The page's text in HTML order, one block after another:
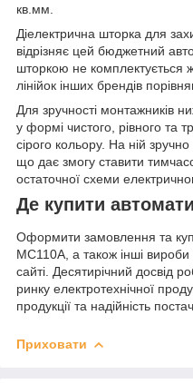
кв.мм.
Діелектрична шторка для
відрізняє цей бюджетний
шторкою не комплектується
лінійок інших брендів
Для зручності монтажників
у формі чистого, рівного та
сірого кольору. На ній
що дає змогу ставити
остаточної схеми
Де купити
Оформити замовлення та
MC110A, а також інші
сайті. Десятирічний досвід
ринку електротехнічної
продукції та надійність
Приховати